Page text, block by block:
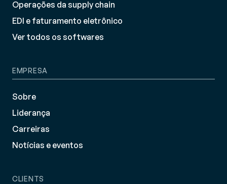
Operações da supply chain
EDI e faturamento eletrônico
Ver todos os softwares
EMPRESA
Sobre
Liderança
Carreiras
Notícias e eventos
CLIENTS